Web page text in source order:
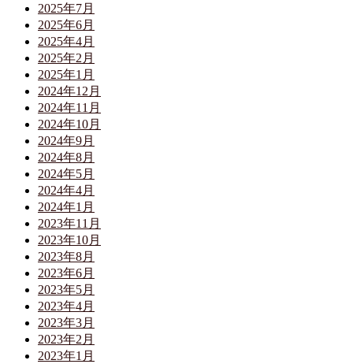
2025年7月
2025年6月
2025年4月
2025年2月
2025年1月
2024年12月
2024年11月
2024年10月
2024年9月
2024年8月
2024年5月
2024年4月
2024年1月
2023年11月
2023年10月
2023年8月
2023年6月
2023年5月
2023年4月
2023年3月
2023年2月
2023年1月